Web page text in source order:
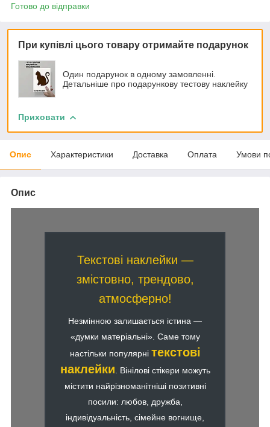
Готово до відправки
При купівлі цього товару отримайте подарунок
Один подарунок в одному замовленні.
Детальніше про подарункову тестову наклейку
Приховати
Опис Характеристики Доставка Оплата Умови
Опис
Текстові наклейки —
змістовно, трендово,
атмосферно!
Незмінною залишається істина ―
«думки матеріальні». Саме тому
настільки популярні текстові
наклейки . Вінілові стікери можуть
містити найрізноманітніші позитивні
посили: любов, дружба,
індивідуальність, сімейне вогнище,